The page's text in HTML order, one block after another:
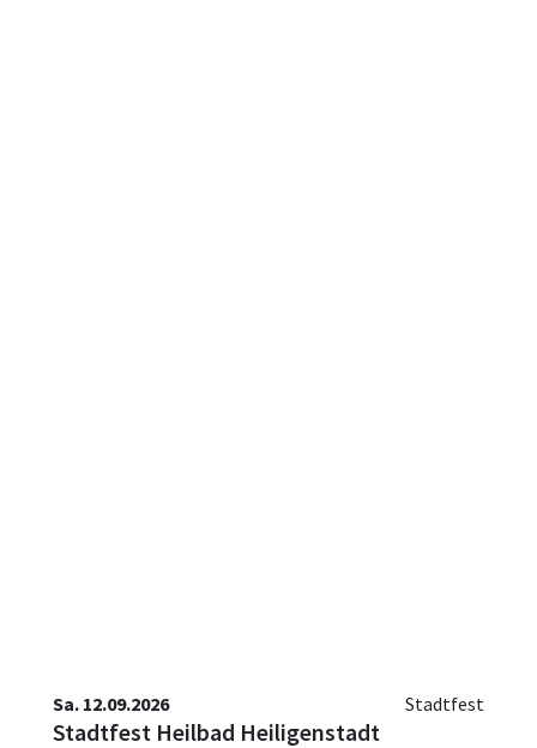
Sa. 12.09.2026 Stadtfest
Stadtfest Heilbad Heiligenstadt